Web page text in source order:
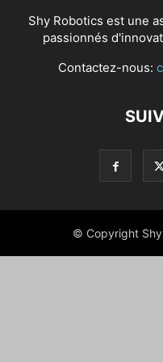
Shy Robotics est une
passionnés
Contactez-nous:
© Copyright